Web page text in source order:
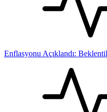
Enflasyonu Açıklandı: